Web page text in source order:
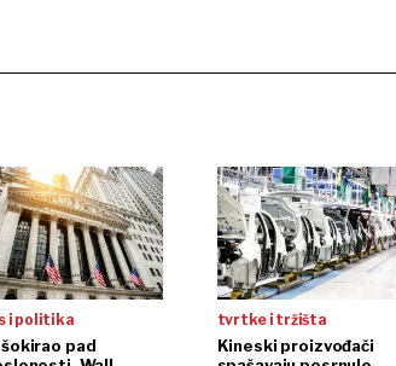
i politika
šokirao pad
tvrtke i tržišta
Kineski proizvođači